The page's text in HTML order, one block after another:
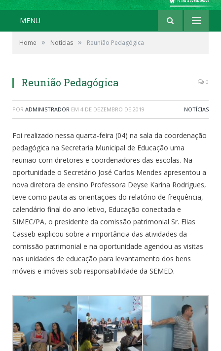
MENU
Home » Notícias » Reunião Pedagógica
Reunião Pedagógica 0
POR ADMINISTRADOR EM 4 DE DEZEMBRO DE 2019 NOTÍCIAS
Foi realizado nessa quarta-feira (04) na sala da coordenação
pedagógica na Secretaria Municipal de Educação uma
reunião com diretores e coordenadores das escolas. Na
oportunidade o Secretário José Carlos Mendes apresentou a
nova diretora de ensino Professora Deyse Karina Rodrigues,
teve como pauta as orientações do relatório de frequência,
calendário final do ano letivo, Educação conectada e
SIMEC/PA, o presidente da comissão patrimonial Sr. Elias
Casseb explicou sobre a importância das atividades da
comissão patrimonial e na oportunidade agendou as visitas
nas unidades de educação para levantamento dos bens
móveis e imóveis sob responsabilidade da SEMED.